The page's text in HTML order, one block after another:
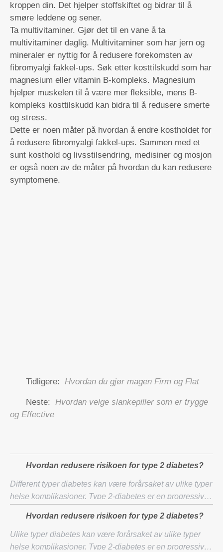
kroppen din. Det hjelper stoffskiftet og bidrar til å
smøre leddene og sener.
Ta multivitaminer. Gjør det til en vane å ta
multivitaminer daglig. Multivitaminer som har jern og
mineraler er nyttig for å redusere forekomsten av
fibromyalgi fakkel-ups. Søk etter kosttilskudd som har
magnesium eller vitamin B-kompleks. Magnesium
hjelper muskelen til å være mer fleksible, mens B-
kompleks kosttilskudd kan bidra til å redusere smerte
og stress.
Dette er noen måter på hvordan å endre kostholdet for
å redusere fibromyalgi fakkel-ups. Sammen med et
sunt kosthold og livsstilsendring, medisiner og mosjon
er også noen av de måter på hvordan du kan redusere
symptomene.
Tidligere: Hvordan du gjør magen Firm og Flat
Neste: Hvordan velge slankepiller som er trygge
og Effective
Hvordan redusere risikoen for type 2 diabetes?
Different typer diabetes kan være forårsaket av ulike typer
helse komplikasjoner. Type 2-diabetes er en progressiv
insulinsensitivitet. Alle kan være sårbare
Hvordan redusere risikoen for type 2 diabetes?
Ulike typer diabetes kan være forårsaket av ulike typer
helse komplikasjoner. Type 2-diabetes er en progressiv